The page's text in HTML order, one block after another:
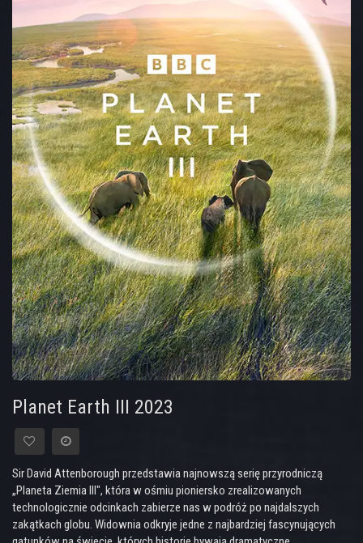
Planet Earth III 2023
Sir David Attenborough przedstawia najnowszą serię przyrodniczą
„Planeta Ziemia III", która w ośmiu pioniersko zrealizowanych
technologicznie odcinkach zabierze nas w podróż po najdalszych
zakątkach globu. Widownia odkryje jedne z najbardziej fascynujących